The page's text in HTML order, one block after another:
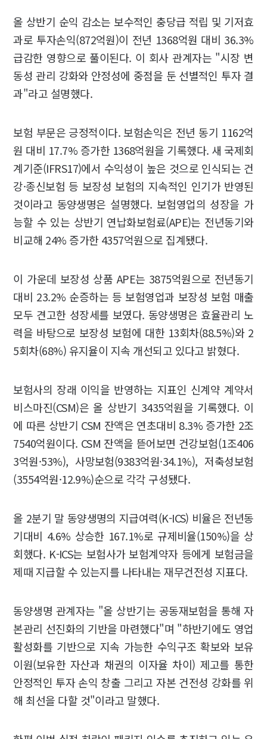
올 상반기 순익 감소는 보수적인 충당급 적립 및 기저효
과로 투자손익(872억원)이 전년 1368억원 대비 36.3%
급감한 영향으로 풀이된다. 이 회사 관계자는 "시장 변
동성 관리 강화와 안정성에 중점을 둔 선별적인 투자 결
과"라고 설명했다.
보험 부문은 긍정적이다. 보험손익은 전년 동기 1162억
원 대비 17.7% 증가한 1368억원을 기록했다. 새 국제회
계기준(IFRS17)에서 수익성이 높은 것으로 인식되는 건
강·종신보험 등 보장성 보험의 지속적인 인기가 반영된
것이라고 동양생명은 설명했다. 보험영업의 성장을 가
능할 수 있는 상반기 연납화보험료(APE)는 전년동기와
비교해 24% 증가한 4357억원으로 집계됐다.
이 가운데 보장성 상품 APE는 3875억원으로 전년동기
대비 23.2% 순증하는 등 보험영업과 보장성 보험 매출
모두 견고한 성장세를 보였다. 동양생명은 효율관리 노
력을 바탕으로 보장성 보험에 대한 13회차(88.5%)와 2
5회차(68%) 유지율이 지속 개선되고 있다고 밝혔다.
보험사의 장래 이익을 반영하는 지표인 신계약 계약서
비스마진(CSM)은 올 상반기 3435억원을 기록했다. 이
에 따른 상반기 CSM 잔액은 연초대비 8.3% 증가한 2조
7540억원이다. CSM 잔액을 뜯어보면 건강보험(1조406
3억원·53%), 사망보험(9383억원·34.1%), 저축성보험
(3554억원·12.9%)순으로 각각 구성됐다.
올 2분기 말 동양생명의 지급여력(K-ICS) 비율은 전년동
기대비 4.6% 상승한 167.1%로 규제비율(150%)을 상
회했다. K-ICS는 보험사가 보험계약자 등에게 보험금을
제때 지급할 수 있는지를 나타내는 재무건전성 지표다.
동양생명 관계자는 "올 상반기는 공동재보험을 통해 자
본관리 선진화의 기반을 마련했다"며 "하반기에도 영업
활성화를 기반으로 지속 가능한 수익구조 확보와 보유
이원(보유한 자산과 채권의 이자율 차이) 제고를 통한
안정적인 투자 손익 창출 그리고 자본 건전성 강화를 위
해 최선을 다할 것"이라고 말했다.